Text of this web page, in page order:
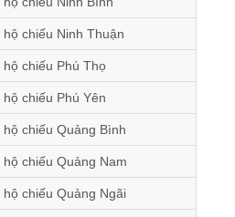
chiếu Ninh Thuận
chiếu Phú Thọ
chiếu Phú Yên
chiếu Quảng Bình
chiếu Quảng Nam
chiếu Quảng Ngãi